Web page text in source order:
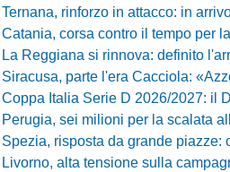
Ternana, rinforzo in attacco: in arrivo
Catania, corsa contro il tempo per la fideiussione:
La Reggiana si rinnova: definito
Siracusa, parte l'era Cacciola: «Azzerare subito la
Coppa Italia Serie D 2026/2027: il Dipartimento
Perugia, sei milioni per la scalata alla A: la forza della
Spezia, risposta da grande piazze: chiusa la
Livorno, alta tensione sulla campagna